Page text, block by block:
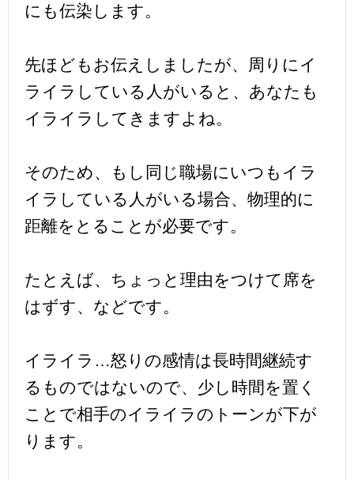
にも伝染します。
先ほどもお伝えしましたが、周りにイ
ライラしている人がいると、あなたも
イライラしてきますよね。
そのため、もし同じ職場にいつもイラ
イラしている人がいる場合、物理的に
距離をとることが必要です。
たとえば、ちょっと理由をつけて席を
はずす、などです。
イライラ…怒りの感情は長時間継続す
るものではないので、少し時間を置く
ことで相手のイライラのトーンが下が
ります。